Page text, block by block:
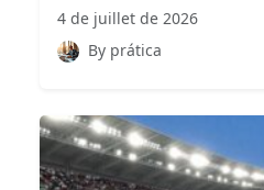
4 de juillet de 2026
By prática